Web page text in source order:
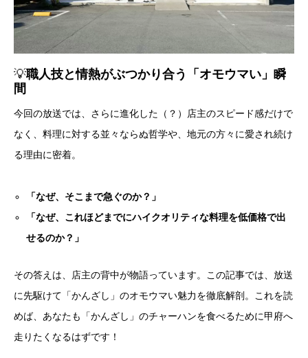
💡職人技と情熱がぶつかり合う「オモウマい」瞬
間
今回の放送では、さらに進化した（？）店主のスピード感だけで
なく、料理に対する並々ならぬ哲学や、地元の方々に愛され続け
る理由に密着。
「なぜ、そこまで急ぐのか？」
「なぜ、これほどまでにハイクオリティな料理を低価格で出
せるのか？」
その答えは、店主の背中が物語っています。この記事では、放送
に先駆けて「かんざし」のオモウマい魅力を徹底解剖。これを読
めば、あなたも「かんざし」のチャーハンを食べるために甲府へ
走りたくなるはずです！